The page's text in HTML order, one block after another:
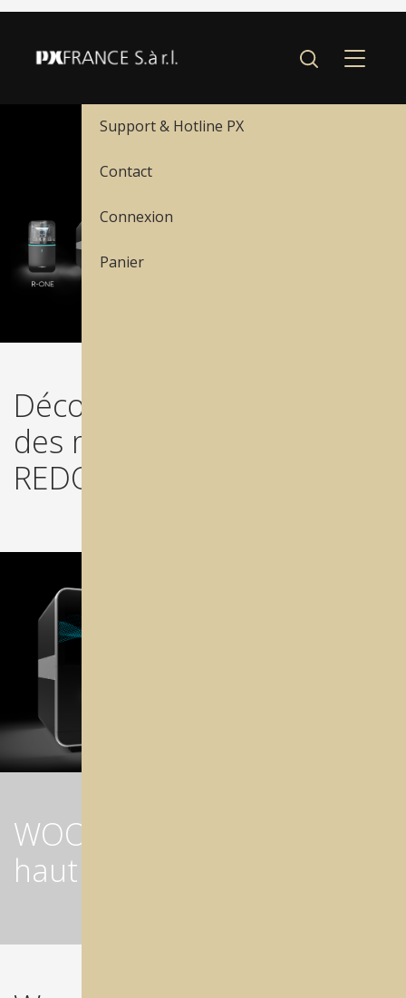
Découvrez les avantages
des machines premium
REDON !
WOOM - l'usinage à sec
haut de gamme simplifié
Nos produits